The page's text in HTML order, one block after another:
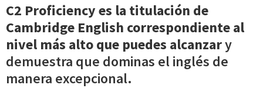
C2 Proficiency es la titulación de
Cambridge English correspondiente al
nivel más alto que puedes alcanzary
demuestra que dominas el inglés de
manera excepcional.